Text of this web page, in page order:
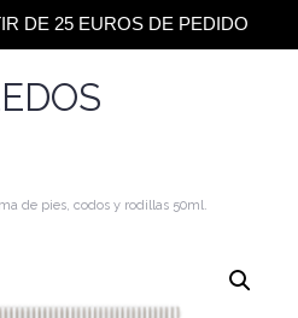
DE 25 EUROS DE PEDIDO
de pies, codos y rodillas 50ml.